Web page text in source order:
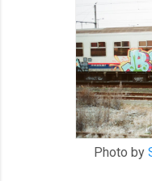
Photo by